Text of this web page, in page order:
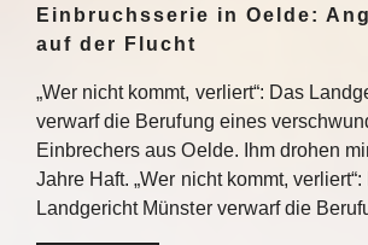
Einbruchsserie in Oelde:
auf der Flucht
„Wer nicht kommt, verliert“: Das
verwarf die Berufung eines
Einbrechers aus Oelde. Ihm drohen
Jahre Haft. „Wer nicht kommt, verliert“:
Landgericht Münster verwarf die